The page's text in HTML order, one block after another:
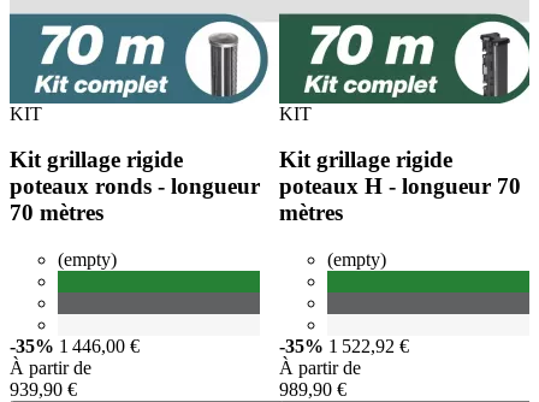
KIT
Kit grillage rigide
poteaux ronds - longueur
70 mètres
(empty)
-35% 1 446,00 €
À partir de
939,90 €
KIT
Kit grillage rigide
poteaux H - longueur 70
mètres
(empty)
-35% 1 522,92 €
À partir de
989,90 €